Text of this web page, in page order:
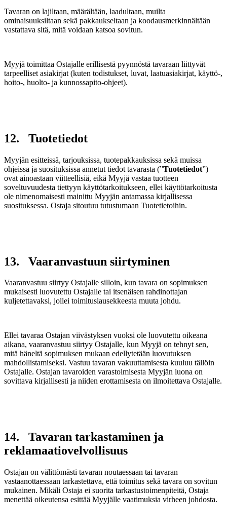
Tavaran on lajiltaan, määrältään, laadultaan, muilta
ominaisuuksiltaan sekä pakkaukseltaan ja koodausmerkinnältään
vastattava sitä, mitä voidaan katsoa sovitun.
Myyjä toimittaa Ostajalle erillisestä pyynnöstä tavaraan liittyvät
tarpeelliset asiakirjat (kuten todistukset, luvat, laatuasiakirjat, käyttö-,
hoito-, huolto- ja kunnossapito-ohjeet).
12. Tuotetiedot
Myyjän esitteissä, tarjouksissa, tuotepakkauksissa sekä muissa
ohjeissa ja suosituksissa annetut tiedot tavarasta (”Tuotetiedot”)
ovat ainoastaan viitteellisiä, eikä Myyjä vastaa tuotteen
soveltuvuudesta tiettyyn käyttötarkoitukseen, ellei käyttötarkoitusta
ole nimenomaisesti mainittu Myyjän antamassa kirjallisessa
suosituksessa. Ostaja sitoutuu tutustumaan Tuotetietoihin.
13. Vaaranvastuun siirtyminen
Vaaranvastuu siirtyy Ostajalle silloin, kun tavara on sopimuksen
mukaisesti luovutettu Ostajalle tai itsenäisen rahdinottajan
kuljetettavaksi, jollei toimituslausekkeesta muuta johdu.
Ellei tavaraa Ostajan viivästyksen vuoksi ole luovutettu oikeana
aikana, vaaranvastuu siirtyy Ostajalle, kun Myyjä on tehnyt sen,
mitä häneltä sopimuksen mukaan edellytetään luovutuksen
mahdollistamiseksi. Vastuu tavaran vakuuttamisesta kuuluu tällöin
Ostajalle. Ostajan tavaroiden varastoimisesta Myyjän luona on
sovittava kirjallisesti ja niiden erottamisesta on ilmoitettava Ostajalle.
14. Tavaran tarkastaminen ja
reklamaatiovelvollisuus
Ostajan on välittömästi tavaran noutaessaan tai tavaran
vastaanottaessaan tarkastettava, että toimitus sekä tavara on sovitun
mukainen. Mikäli Ostaja ei suorita tarkastustoimenpiteitä, Ostaja
menettää oikeutensa esittää Myyjälle vaatimuksia virheen johdosta.